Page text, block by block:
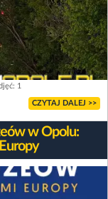
1
CZYTAJ DALEJ >>
w Opolu: